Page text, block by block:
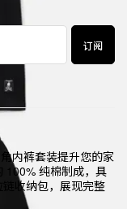
订阅
内裤套装提升您的家
100% 纯棉制成，具
收纳包，展现完整